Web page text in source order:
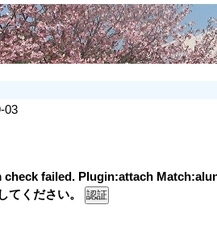
03
check failed. Plugin:attach
てください。